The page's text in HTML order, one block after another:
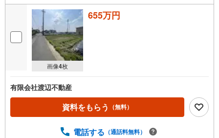
画像4枚
655万円
有限会社渡辺不動産
資料をもらう （無料）
電話する （通話料無料）